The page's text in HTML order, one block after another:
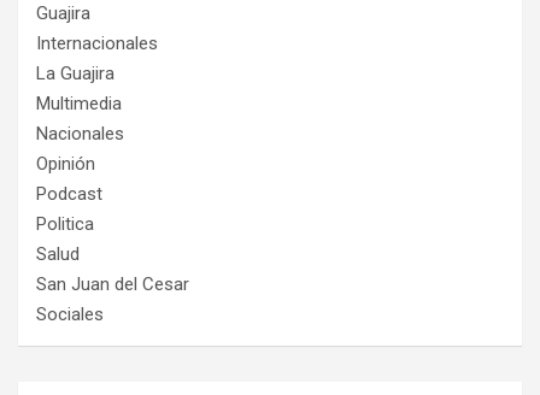
Guajira
Internacionales
La Guajira
Multimedia
Nacionales
Opinión
Podcast
Politica
Salud
San Juan del Cesar
Sociales